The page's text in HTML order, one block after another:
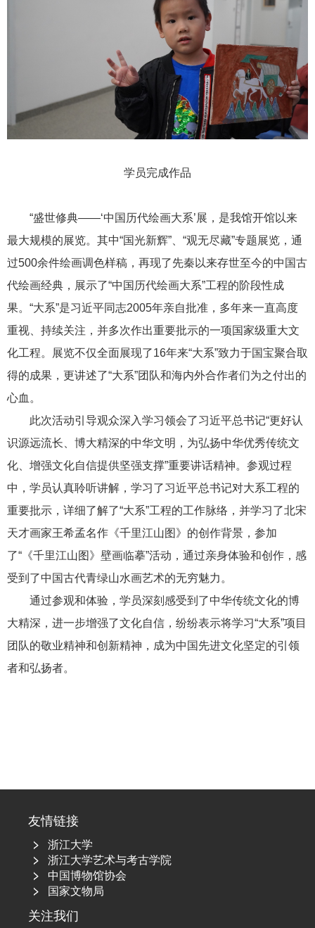
学员完成作品
“盛世修典——‘中国历代绘画大系’展，是我馆开馆以来
最大规模的展览。其中“国光新辉”、“观无尽藏”专题展览，通
过500余件绘画调色样稿，再现了先秦以来存世至今的中国古
代绘画经典，展示了“中国历代绘画大系”工程的阶段性成
果。“大系”是习近平同志2005年亲自批准，多年来一直高度
重视、持续关注，并多次作出重要批示的一项国家级重大文
化工程。展览不仅全面展现了16年来“大系”致力于国宝聚合取
得的成果，更讲述了“大系”团队和海内外合作者们为之付出的
心血。
此次活动引导观众深入学习领会了习近平总书记“更好认
识源远流长、博大精深的中华文明，为弘扬中华优秀传统文
化、增强文化自信提供坚强支撑”重要讲话精神。参观过程
中，学员认真聆听讲解，学习了习近平总书记对大系工程的
重要批示，详细了解了“大系”工程的工作脉络，并学习了北宋
天才画家王希孟名作《千里江山图》的创作背景，参加
了“《千里江山图》壁画临摹”活动，通过亲身体验和创作，感
受到了中国古代青绿山水画艺术的无穷魅力。
通过参观和体验，学员深刻感受到了中华传统文化的博
大精深，进一步增强了文化自信，纷纷表示将学习“大系”项目
团队的敬业精神和创新精神，成为中国先进文化坚定的引领
者和弘扬者。
友情链接
浙江大学
浙江大学艺术与考古学院
中国博物馆协会
国家文物局
关注我们